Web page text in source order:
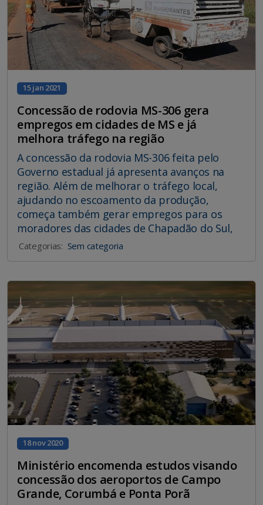
15 jan 2021
Concessão de rodovia MS-306 gera
empregos em cidades de MS e já
melhora tráfego na região
A concessão da rodovia MS-306 feita pelo
Governo estadual já apresenta avanços na
região. Além de melhorar o tráfego local,
ajudando no escoamento da produção,
começa também gerar empregos para os
moradores das cidades de Chapadão do Sul,
Categorias: Sem categoria
18 nov 2020
Ministério encomenda estudos visando
concessão dos aeroportos de Campo
Grande, Corumbá e Ponta Porã